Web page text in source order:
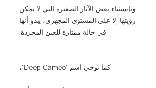
وباستثناء بعض الآثار الصغيرة التي لا يمكن
رؤيتها إلا على المستوى المجهري، يبدو أنها
في حالة ممتازة للعين المجردة.
كما يوحي اسم "Deep Cameo"،